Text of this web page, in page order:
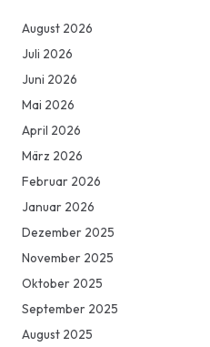
August 2026
Juli 2026
Juni 2026
Mai 2026
April 2026
März 2026
Februar 2026
Januar 2026
Dezember 2025
November 2025
Oktober 2025
September 2025
August 2025